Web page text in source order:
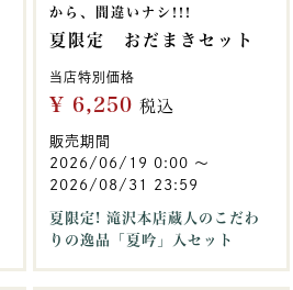
から、間違いナシ!!!
夏限定 おだまきセット
当店特別価格
¥ 6,250 税込
販売期間
2026/06/19 0:00 〜
2026/08/31 23:59
夏限定! 滝沢本店蔵人のこだわ
りの逸品「夏吟」入セット